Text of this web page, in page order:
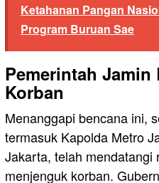
Ketahanan Pangan
Program Buruan Sae
Pemerintah Jamin
Korban
Menanggapi bencana ini,
termasuk Kapolda Metro
Jakarta, telah mendatangi
menjenguk korban.